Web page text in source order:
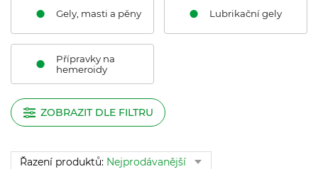
Gely, masti a pěny Lubrikační gely
Přípravky na
hemeroidy
ZOBRAZIT DLE FILTRU
Řazení produktů: Nejprodávanější